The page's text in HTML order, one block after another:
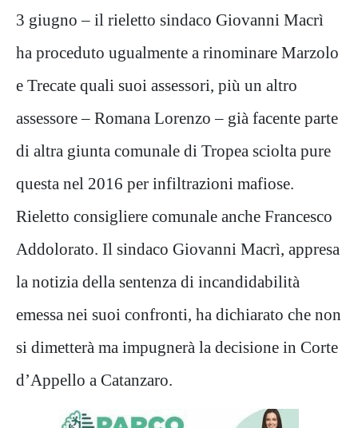
3 giugno – il rieletto sindaco Giovanni Macrì
ha proceduto ugualmente a rinominare Marzolo
e Trecate quali suoi assessori, più un altro
assessore – Romana Lorenzo – già facente parte
di altra giunta comunale di Tropea sciolta pure
questa nel 2016 per infiltrazioni mafiose.
Rieletto consigliere comunale anche Francesco
Addolorato. Il sindaco Giovanni Macrì, appresa
la notizia della sentenza di incandidabilità
emessa nei suoi confronti, ha dichiarato che non
si dimetterà ma impugnerà la decisione in Corte
d’Appello a Catanzaro.